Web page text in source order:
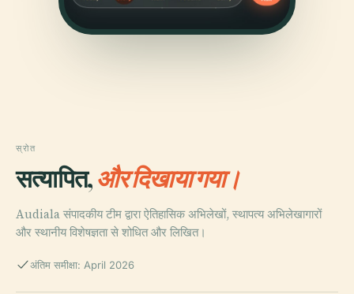
स्रोत
सत्यापित,और दिखाया गया।
Audiala संपादकीय टीम द्वारा ऐतिहासिक अभिलेखों, स्थापत्य अभिलेखागारों
और स्थानीय विशेषज्ञता से शोधित और लिखित।
अंतिम समीक्षा: April 2026